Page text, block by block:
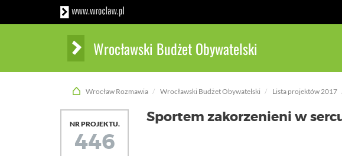
Wrocławski Budżet Obywatelski
Wrocław Rozmawia Wrocławski Budżet Obywatelski Lista projektów 2017
NR PROJEKTU.
446
Sportem zakorzenieni w